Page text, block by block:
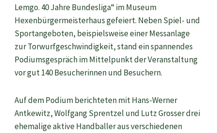
Lemgo. 40 Jahre Bundesliga“ im Museum
Hexenbürgermeisterhaus gefeiert. Neben Spiel- und
Sportangeboten, beispielsweise einer Messanlage
zur Torwurfgeschwindigkeit, stand ein spannendes
Podiumsgespräch im Mittelpunkt der Veranstaltung
vor gut 140 Besucherinnen und Besuchern.
Auf dem Podium berichteten mit Hans-Werner
Antkewitz, Wolfgang Sprentzel und Lutz Grosser drei
ehemalige aktive Handballer aus verschiedenen